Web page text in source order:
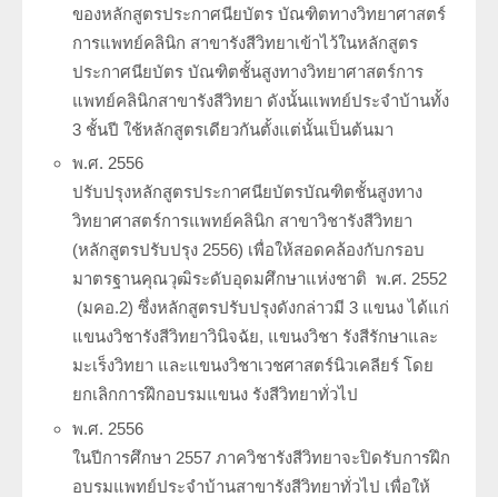
ของหลักสูตรประกาศนียบัตร บัณฑิตทางวิทยาศาสตร์
การแพทย์คลินิก สาขารังสีวิทยาเข้าไว้ในหลักสูตร
ประกาศนียบัตร บัณฑิตชั้นสูงทางวิทยาศาสตร์การ
แพทย์คลินิกสาขารังสีวิทยา ดังนั้นแพทย์ประจำบ้านทั้ง
3 ชั้นปี ใช้หลักสูตรเดียวกันตั้งแต่นั้นเป็นต้นมา
พ.ศ. 2556
ปรับปรุงหลักสูตรประกาศนียบัตรบัณฑิตชั้นสูงทาง
วิทยาศาสตร์การแพทย์คลินิก สาขาวิชารังสีวิทยา
(หลักสูตรปรับปรุง 2556) เพื่อให้สอดคล้องกับกรอบ
มาตรฐานคุณวุฒิระดับอุดมศึกษาแห่งชาติ พ.ศ. 2552
(มคอ.2) ซึ่งหลักสูตรปรับปรุงดังกล่าวมี 3 แขนง ได้แก่
แขนงวิชารังสีวิทยาวินิจฉัย, แขนงวิชา รังสีรักษาและ
มะเร็งวิทยา และแขนงวิชาเวชศาสตร์นิวเคลียร์ โดย
ยกเลิกการฝึกอบรมแขนง รังสีวิทยาทั่วไป
พ.ศ. 2556
ในปีการศึกษา 2557 ภาควิชารังสีวิทยาจะปิดรับการฝึก
อบรมแพทย์ประจำบ้านสาขารังสีวิทยาทั่วไป เพื่อให้